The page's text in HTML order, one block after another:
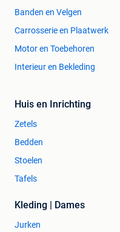
Banden en Velgen
Carrosserie en Plaatwerk
Motor en Toebehoren
Interieur en Bekleding
Huis en Inrichting
Zetels
Bedden
Stoelen
Tafels
Kleding | Dames
Jurken